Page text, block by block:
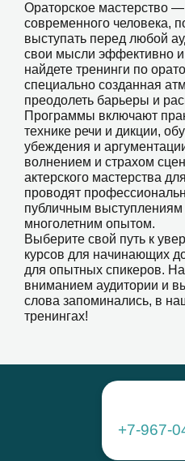
Ораторское мастерство
современного человека,
выступать перед любой
свои мысли эффективно
найдете тренинги по
специально созданная
преодолеть барьеры и
Программы включают
технике речи и дикции,
убеждения и
волнением и страхом
актерского мастерства
проводят
публичным выступлениям
многолетним опытом.
Выберите свой путь к
курсов для начинающих
для опытных спикеров.
вниманием аудитории и
слова запоминались, в
тренингах!
+7-967-